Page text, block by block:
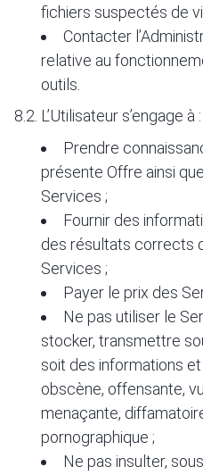
fichiers suspectés de
Contacter
relative au
outils.
8.2. L’Utilisateur s’engage à :
Prendre
présente Offre ainsi
Services ;
Fournir des
des résultats corrects
Services ;
Payer le prix des
Ne pas utiliser le
stocker, transmettre
soit des informations
obscène, offensante,
menaçante,
pornographique ;
Ne pas insulter,